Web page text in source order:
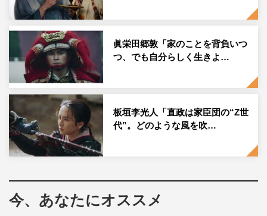
◆第12回「氏真」ぶりの再登場となりました。本編では描
かれていない氏真と糸の時の流れをどのように想像し、第
24回の収録に臨まれましたか。
本編では描かれていない間に、糸は純粋無垢で以前にも増
してたくましい女性になっていると想像しました。きっと
夫婦が信頼し合ってることが土台にあり、ある種これが糸
本来の姿だったのかなとも思います。
氏真に関しては、この戦乱の世で自分に何ができるのか、
今川家をどう守っていくかを必死に模索している最中で、
この時代を家康たちとは違う角度で見ている印象です。再
登場のシーンでは、そうした歳月が雰囲気として表れれば
眞栄田郷敦「家のことを背負いつ
つ、でも自分らしく生きよ…
板垣李光人「直政は家臣団の“Z世
代”。どのような風を吹…
今、あなたにオススメ